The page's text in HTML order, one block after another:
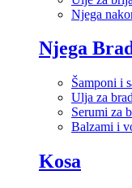
Njega
Njega
Šamponi i
Ulja za
Serumi za
Balzami i
Kosa